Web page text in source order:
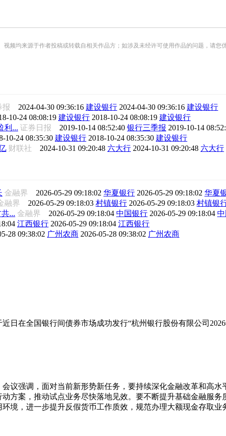
频均来源于作者投稿或转载自相关作品方；如涉及未经许可使用作品的问题，请您优
报 2024-04-30 09:36:16 建设银行 2024-04-30 09:36:16 建设银行
10-24 08:08:19 建设银行 2018-10-24 08:08:19 建设银行
利... 证券日报 2019-10-14 08:52:40 银行三季报 2019-10-14
10-24 08:35:30 建设银行 2018-10-24 08:35:30 建设银行
财联社 2024-10-31 09:20:48 六大行 2024-10-31 09:20:48 六大行
金融界 2026-05-29 09:18:02 华夏银行 2026-05-29 09:18:02 华夏
融界 2026-05-29 09:18:03 村镇银行 2026-05-29 09:18:03 村镇银
... 金融界 2026-05-29 09:18:04 中国银行 2026-05-29 09:18:04
江西银行 2026-05-29 09:18:04 江西银行
28 09:38:02 广州农商 2026-05-28 09:38:02 广州农商
日在全国银行间债券市场成功发行“杭州银行股份有限公司
议强调，面对当前新形势新任务，要持续深化金融改革和高
方案，推动试点业务尽快落地见效。要不断提升基础金融服
境，进一步提升反假货币工作质效，规范办理大额现金存取业